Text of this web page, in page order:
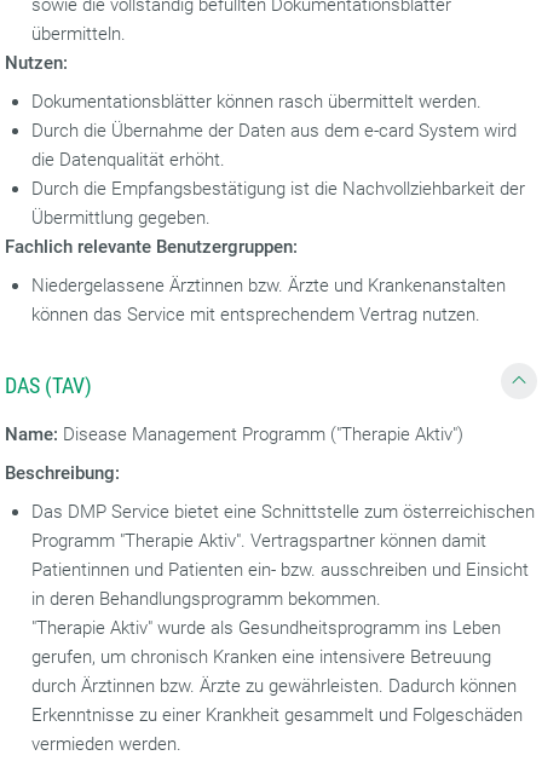
sowie die vollständig befüllten Dokumentationsblätter
übermitteln.
Nutzen:
Dokumentationsblätter können rasch übermittelt werden.
Durch die Übernahme der Daten aus dem e-card System wird
die Datenqualität erhöht.
Durch die Empfangsbestätigung ist die Nachvollziehbarkeit der
Übermittlung gegeben.
Fachlich relevante Benutzergruppen:
Niedergelassene Ärztinnen bzw. Ärzte und Krankenanstalten
können das Service mit entsprechendem Vertrag nutzen.
DAS (TAV)
Name: Disease Management Programm ("Therapie Aktiv")
Beschreibung:
Das DMP Service bietet eine Schnittstelle zum österreichischen
Programm "Therapie Aktiv". Vertragspartner können damit
Patientinnen und Patienten ein- bzw. ausschreiben und Einsicht
in deren Behandlungsprogramm bekommen.
"Therapie Aktiv" wurde als Gesundheitsprogramm ins Leben
gerufen, um chronisch Kranken eine intensivere Betreuung
durch Ärztinnen bzw. Ärzte zu gewährleisten. Dadurch können
Erkenntnisse zu einer Krankheit gesammelt und Folgeschäden
vermieden werden.